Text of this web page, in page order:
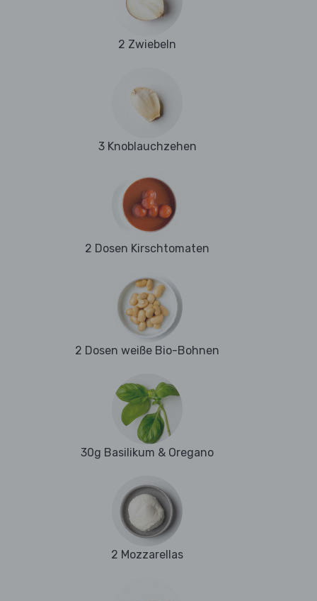
2 Zwiebeln
3 Knoblauchzehen
2 Dosen Kirschtomaten
2 Dosen weiße Bio-Bohnen
30g Basilikum & Oregano
2 Mozzarellas